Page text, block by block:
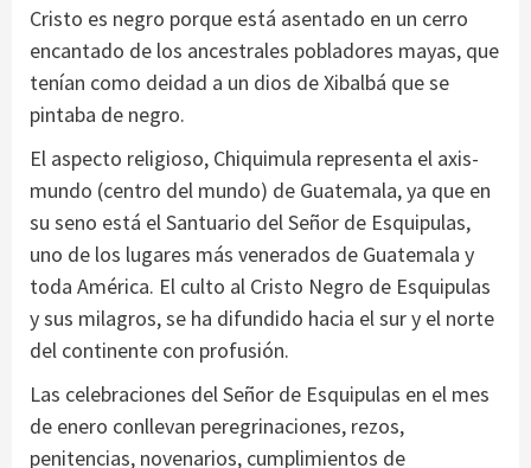
Cristo es negro porque está asentado en un cerro
encantado de los ancestrales pobladores mayas, que
tenían como deidad a un dios de Xibalbá que se
pintaba de negro.
El aspecto religioso, Chiquimula representa el axis-
mundo (centro del mundo) de Guatemala, ya que en
su seno está el Santuario del Señor de Esquipulas,
uno de los lugares más venerados de Guatemala y
toda América. El culto al Cristo Negro de Esquipulas
y sus milagros, se ha difundido hacia el sur y el norte
del continente con profusión.
Las celebraciones del Señor de Esquipulas en el mes
de enero conllevan peregrinaciones, rezos,
penitencias, novenarios, cumplimientos de